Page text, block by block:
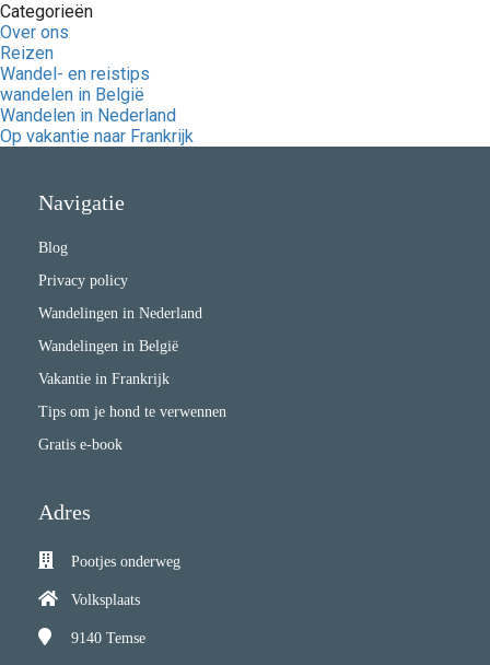
Categorieën
Over ons
Reizen
Wandel- en reistips
wandelen in België
Wandelen in Nederland
Op vakantie naar Frankrijk
Navigatie
Blog
Privacy policy
Wandelingen in Nederland
Wandelingen in België
Vakantie in Frankrijk
Tips om je hond te verwennen
Gratis e-book
Adres
Pootjes onderweg
Volksplaats
9140 Temse